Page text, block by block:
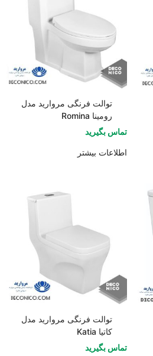
توالت فرنگی مروارید مدل
رومینا Romina
تماس بگیرید
اطلاعات بیشتر
توالت فرنگی مروارید مدل
کاتیا Katia
تماس بگیرید